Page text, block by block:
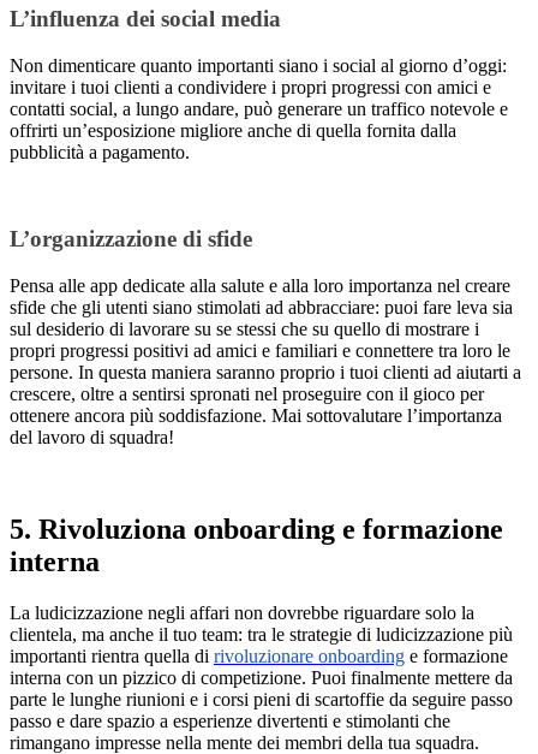
L’influenza dei social media
Non dimenticare quanto importanti siano i social al giorno d’oggi:
invitare i tuoi clienti a condividere i propri progressi con amici e
contatti social, a lungo andare, può generare un traffico notevole e
offrirti un’esposizione migliore anche di quella fornita dalla
pubblicità a pagamento.
L’organizzazione di sfide
Pensa alle app dedicate alla salute e alla loro importanza nel creare
sfide che gli utenti siano stimolati ad abbracciare: puoi fare leva sia
sul desiderio di lavorare su se stessi che su quello di mostrare i
propri progressi positivi ad amici e familiari e connettere tra loro le
persone. In questa maniera saranno proprio i tuoi clienti ad aiutarti a
crescere, oltre a sentirsi spronati nel proseguire con il gioco per
ottenere ancora più soddisfazione. Mai sottovalutare l’importanza
del lavoro di squadra!
5. Rivoluziona onboarding e formazione
interna
La ludicizzazione negli affari non dovrebbe riguardare solo la
clientela, ma anche il tuo team: tra le strategie di ludicizzazione più
importanti rientra quella di rivoluzionare onboarding e formazione
interna con un pizzico di competizione. Puoi finalmente mettere da
parte le lunghe riunioni e i corsi pieni di scartoffie da seguire passo
passo e dare spazio a esperienze divertenti e stimolanti che
rimangano impresse nella mente dei membri della tua squadra.